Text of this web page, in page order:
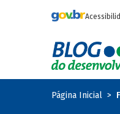
Página Inicial